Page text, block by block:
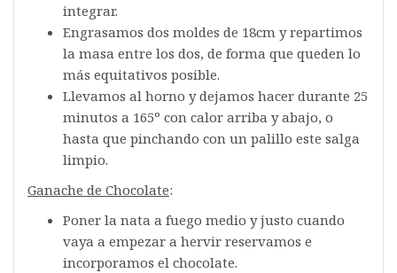
integrar.
Engrasamos dos moldes de 18cm y repartimos
la masa entre los dos, de forma que queden lo
más equitativos posible.
Llevamos al horno y dejamos hacer durante 25
minutos a 165º con calor arriba y abajo, o
hasta que pinchando con un palillo este salga
limpio.
Ganache de Chocolate:
Poner la nata a fuego medio y justo cuando
vaya a empezar a hervir reservamos e
incorporamos el chocolate.